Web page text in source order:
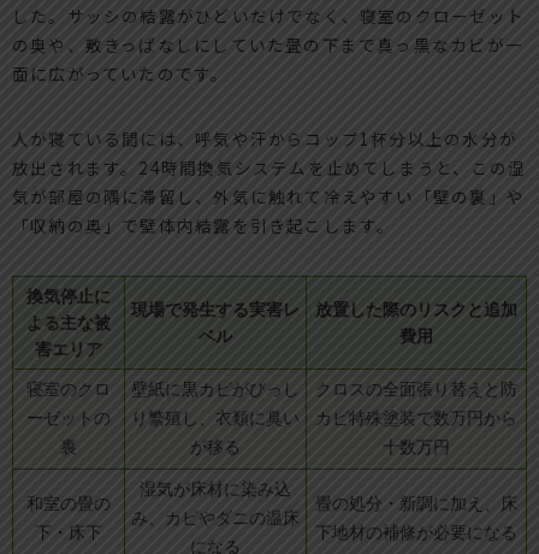
した。サッシの結露がひどいだけでなく、寝室のクローゼット
の奥や、敷きっぱなしにしていた畳の下まで真っ黒なカビが一
面に広がっていたのです。
人が寝ている間には、呼気や汗からコップ1杯分以上の水分が
放出されます。24時間換気システムを止めてしまうと、この湿
気が部屋の隅に滞留し、外気に触れて冷えやすい「壁の裏」や
「収納の奥」で壁体内結露を引き起こします。
換気停止に
よる主な被
害エリア
現場で発生する実害レ
ベル
放置した際のリスクと追加
費用
寝室のクロ
ーゼットの
裏
壁紙に黒カビがびっし
り繁殖し、衣類に臭い
が移る
クロスの全面張り替えと防
カビ特殊塗装で数万円から
十数万円
和室の畳の
下・床下
湿気が床材に染み込
み、カビやダニの温床
になる
畳の処分・新調に加え、床
下地材の補修が必要になる